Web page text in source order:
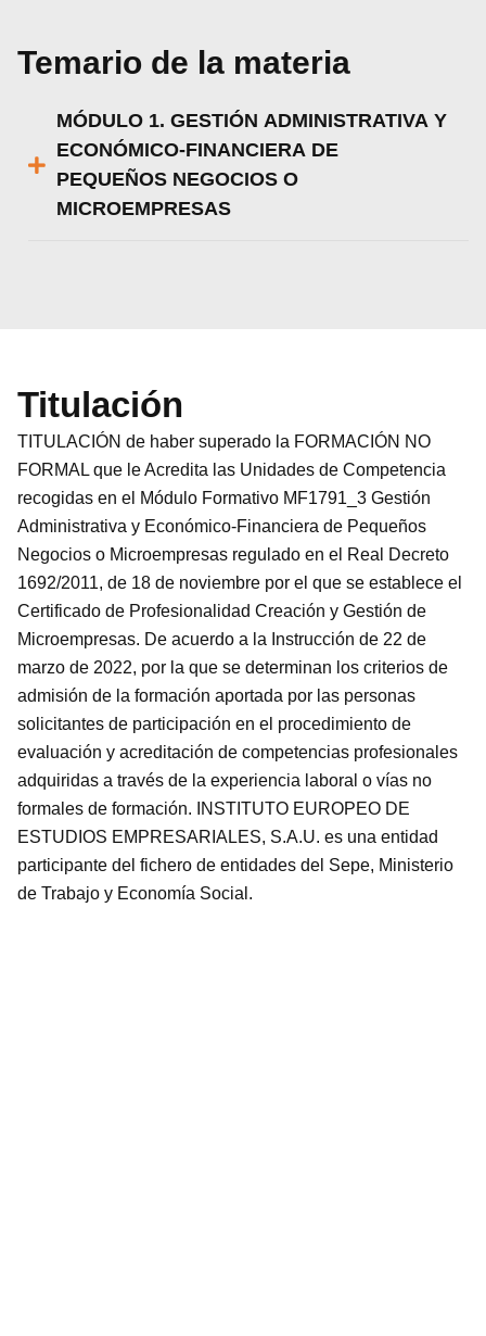
Temario de la materia
MÓDULO 1. GESTIÓN ADMINISTRATIVA Y
ECONÓMICO-FINANCIERA DE
PEQUEÑOS NEGOCIOS O
MICROEMPRESAS
Titulación
TITULACIÓN de haber superado la FORMACIÓN NO
FORMAL que le Acredita las Unidades de Competencia
recogidas en el Módulo Formativo MF1791_3 Gestión
Administrativa y Económico-Financiera de Pequeños
Negocios o Microempresas regulado en el Real Decreto
1692/2011, de 18 de noviembre por el que se establece el
Certificado de Profesionalidad Creación y Gestión de
Microempresas. De acuerdo a la Instrucción de 22 de
marzo de 2022, por la que se determinan los criterios de
admisión de la formación aportada por las personas
solicitantes de participación en el procedimiento de
evaluación y acreditación de competencias profesionales
adquiridas a través de la experiencia laboral o vías no
formales de formación. INSTITUTO EUROPEO DE
ESTUDIOS EMPRESARIALES, S.A.U. es una entidad
participante del fichero de entidades del Sepe, Ministerio
de Trabajo y Economía Social.